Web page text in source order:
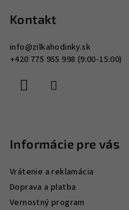
Kontakt
info@zilkahodinky.sk
+420 775 955 998 (9:00-15:00)
Informácie pre vás
Vrátenie a reklamácia
Doprava a platba
Vernostný program